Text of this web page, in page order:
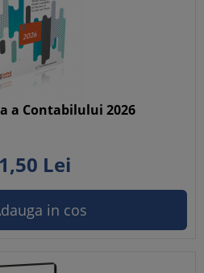
a Contabilului 2026
50 Lei
in cos